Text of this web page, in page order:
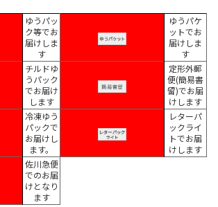
ゆうパッ
ク等でお
届けしま
す
ゆうパケ
ットでお
届けしま
す
チルドゆ
うパック
でお届け
します
定形外郵
便(簡易書
留)でお届
けします
冷凍ゆう
パックで
お届けし
ます。
レターパ
ックライ
トでお届
けします
佐川急便
でのお届
けとなり
ます